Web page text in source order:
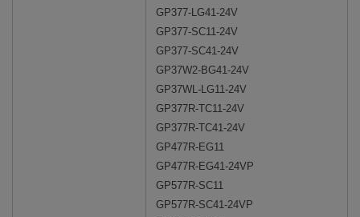
GP377-LG41-24V
GP377-SC11-24V
GP377-SC41-24V
GP37W2-BG41-24V
GP37WL-LG11-24V
GP377R-TC11-24V
GP377R-TC41-24V
GP477R-EG11
GP477R-EG41-24VP
GP577R-SC11
GP577R-SC41-24VP